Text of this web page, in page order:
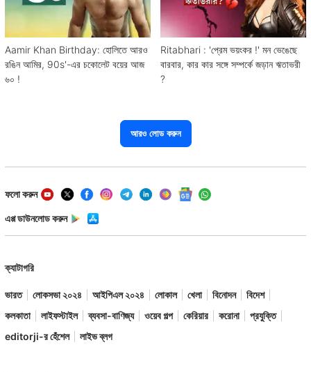
Aamir Khan Birthday: হোলিতে আরও
রঙিন আমির, 90s'-এর চকোলেট বয়ের আজ
৬০ !
Ritabhari : 'প্রেম ভয়ংকর !' মন ভেঙেছে
বারবার, কার কার সঙ্গে সম্পর্কে জড়ান ঋতাভরী
?
আরও লোড করুন
ফলো করুন
এপ্প ডাউনলোড করুন
ক্যাটাগরি
ভারত লোকসভা ২০২৪ আইপিএল ২০২৪ লোকাল খেলা বিনোদন
বিদেশ
কলকাতা
লাইফস্টাইল ব্যবসা-বাণিজ্য ওয়েব গল্প কেরিয়ার করোনা
প্রযুক্তি
editorji-র হেঁশেল
লাইভ ব্লগ